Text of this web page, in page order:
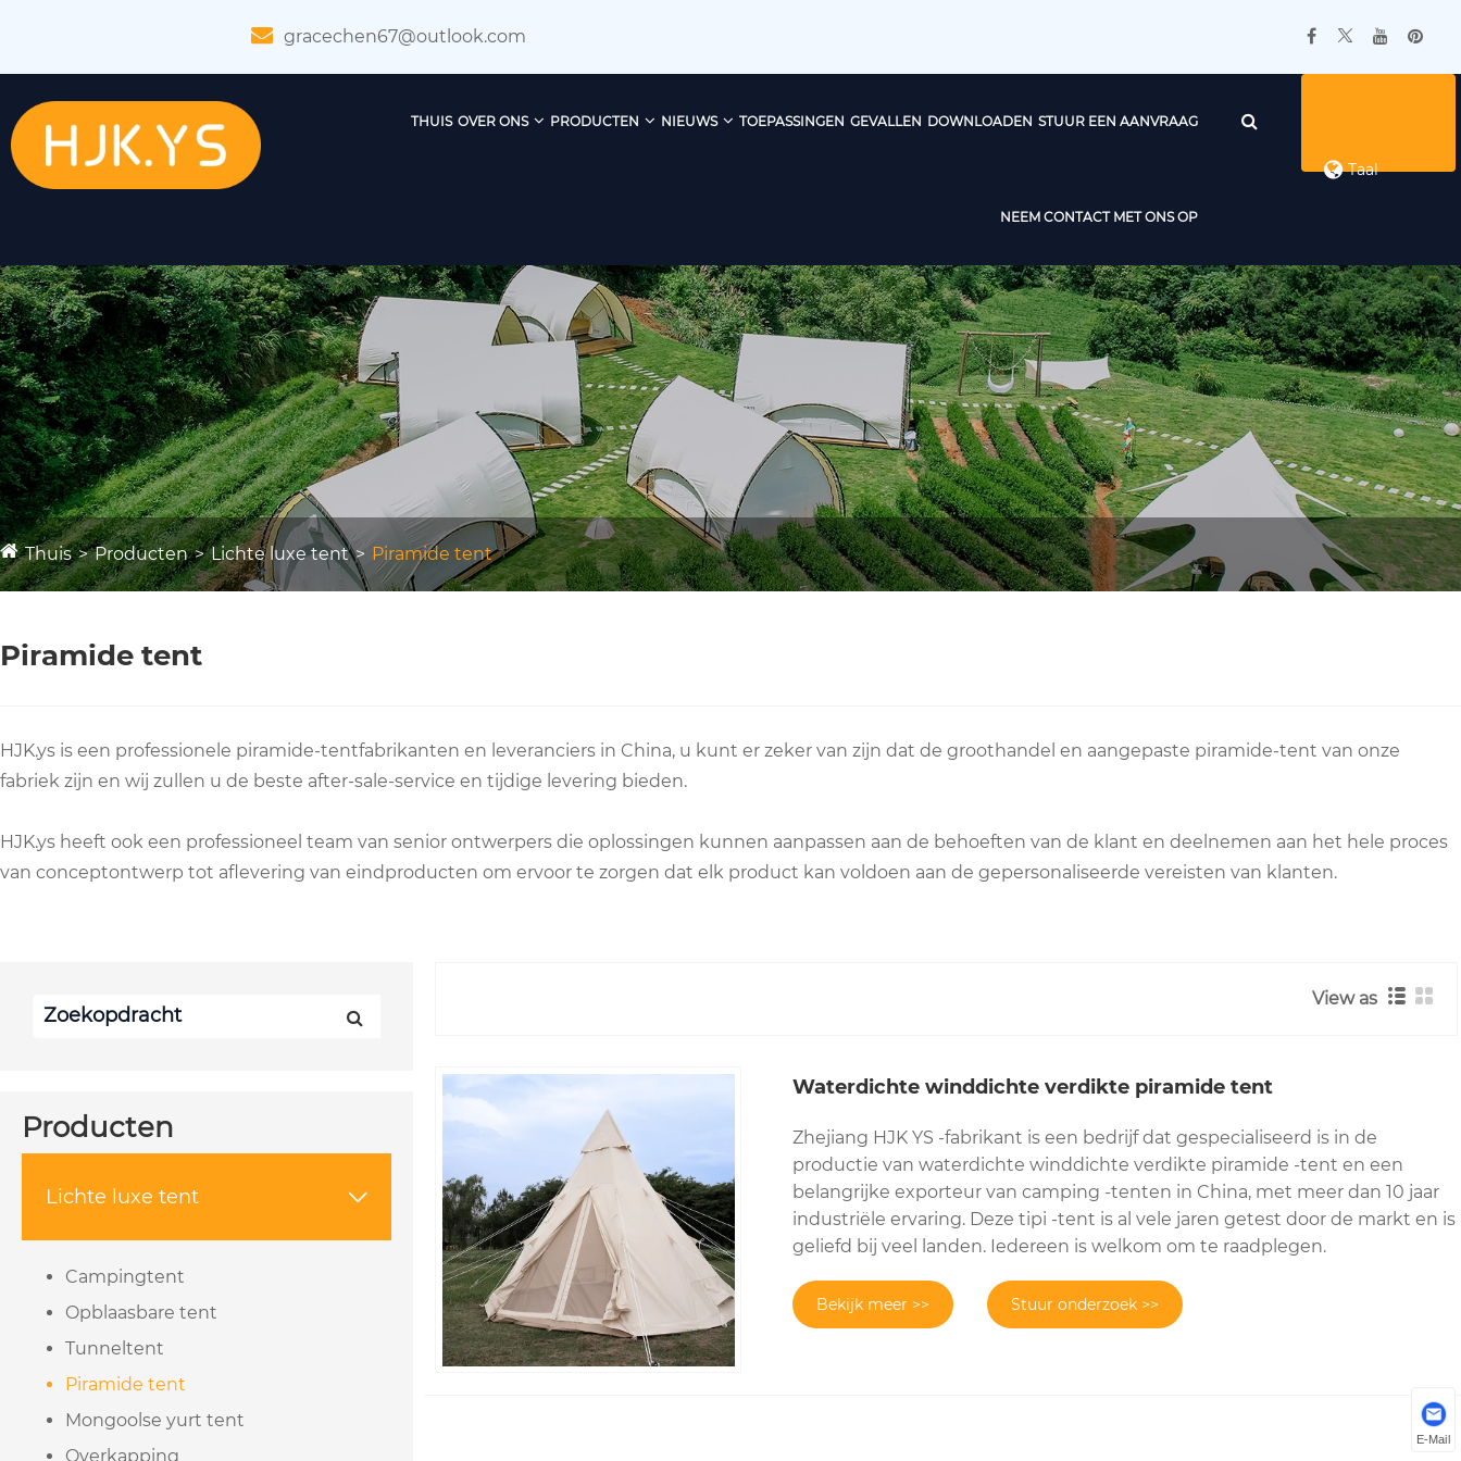
gracechen67@outlook.com
THUIS OVER ONS PRODUCTEN NIEUWS TOEPASSINGEN GEVALLEN DOWNLOADEN STUUR EEN AANVRAAG
NEEM CONTACT MET ONS OP
Taal
Thuis Producten Lichte luxe tent Piramide tent
Piramide tent
HJK.ys is een professionele piramide-tentfabrikanten en leveranciers in China, u kunt er zeker van zijn dat de groothandel en aangepaste piramide-tent van onze
fabriek zijn en wij zullen u de beste after-sale-service en tijdige levering bieden.
HJK.ys heeft ook een professioneel team van senior ontwerpers die oplossingen kunnen aanpassen aan de behoeften van de klant en deelnemen aan het hele proces
van conceptontwerp tot aflevering van eindproducten om ervoor te zorgen dat elk product kan voldoen aan de gepersonaliseerde vereisten van klanten.
Producten
Lichte luxe tent 
Campingtent
Opblaasbare tent
Tunneltent
Piramide tent
Mongoolse yurt tent
Overkapping
View as
Waterdichte winddichte verdikte piramide tent
Zhejiang HJK YS -fabrikant is een bedrijf dat gespecialiseerd is in de
productie van waterdichte winddichte verdikte piramide -tent en een
belangrijke exporteur van camping -tenten in China, met meer dan 10 jaar
industriële ervaring. Deze tipi -tent is al vele jaren getest door de markt en is
geliefd bij veel landen. Iedereen is welkom om te raadplegen.
Bekijk meer >> Stuur onderzoek >>
E-Mail